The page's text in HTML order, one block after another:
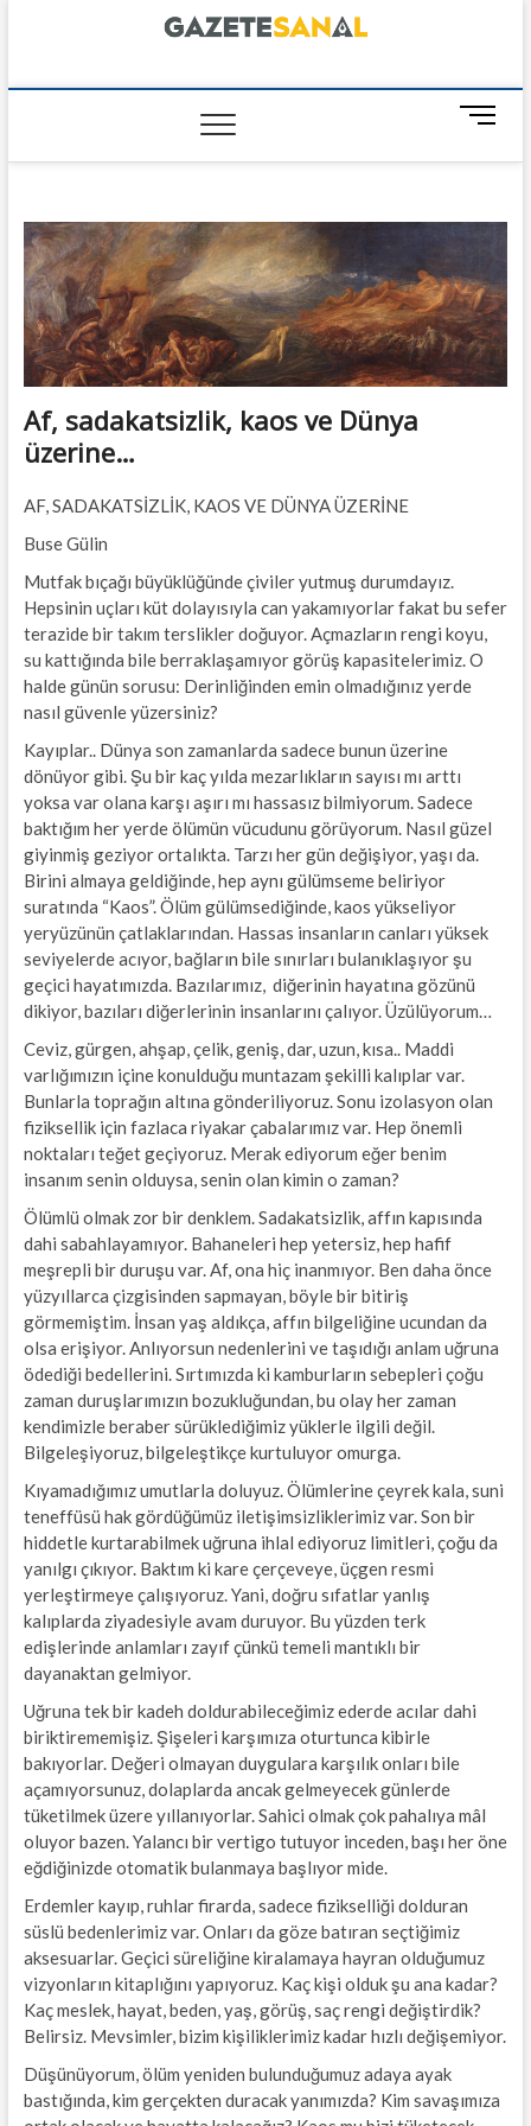
GazeteSanal
M
n
B
t
o
n
Af, sadakatsizlik, kaos ve Dünya
üzerine…
AF, SADAKATSİZLİK, KAOS VE DÜNYA ÜZERİNE
Buse Gülin
Mutfak bıçağı büyüklüğünde çiviler yutmuş durumdayız.
Hepsinin uçları küt dolayısıyla can yakamıyorlar fakat bu sefer
terazide bir takım terslikler doğuyor. Açmazların rengi koyu,
su kattığında bile berraklaşamıyor görüş kapasitelerimiz. O
halde günün sorusu: Derinliğinden emin olmadığınız yerde
nasıl güvenle yüzersiniz?
Kayıplar.. Dünya son zamanlarda sadece bunun üzerine
dönüyor gibi. Şu bir kaç yılda mezarlıkların sayısı mı arttı
yoksa var olana karşı aşırı mı hassasız bilmiyorum. Sadece
baktığım her yerde ölümün vücudunu görüyorum. Nasıl güzel
giyinmiş geziyor ortalıkta. Tarzı her gün değişiyor, yaşı da.
Birini almaya geldiğinde, hep aynı gülümseme beliriyor
suratında “Kaos”. Ölüm gülümsediğinde, kaos yükseliyor
yeryüzünün çatlaklarından. Hassas insanların canları yüksek
seviyelerde acıyor, bağların bile sınırları bulanıklaşıyor şu
geçici hayatımızda. Bazılarımız, diğerinin hayatına gözünü
dikiyor, bazıları diğerlerinin insanlarını çalıyor. Üzülüyorum…
Ceviz, gürgen, ahşap, çelik, geniş, dar, uzun, kısa.. Maddi
varlığımızın içine konulduğu muntazam şekilli kalıplar var.
Bunlarla toprağın altına gönderiliyoruz. Sonu izolasyon olan
fiziksellik için fazlaca riyakar çabalarımız var. Hep önemli
noktaları teğet geçiyoruz. Merak ediyorum eğer benim
insanım senin olduysa, senin olan kimin o zaman?
Ölümlü olmak zor bir denklem. Sadakatsizlik, affın kapısında
dahi sabahlayamıyor. Bahaneleri hep yetersiz, hep hafif
meşrepli bir duruşu var. Af, ona hiç inanmıyor. Ben daha önce
yüzyıllarca çizgisinden sapmayan, böyle bir bitiriş
görmemiştim. İnsan yaş aldıkça, affın bilgeliğine ucundan da
olsa erişiyor. Anlıyorsun nedenlerini ve taşıdığı anlam uğruna
ödediği bedellerini. Sırtımızda ki kamburların sebepleri çoğu
zaman duruşlarımızın bozukluğundan, bu olay her zaman
kendimizle beraber sürüklediğimiz yüklerle ilgili değil.
Bilgeleşiyoruz, bilgeleştikçe kurtuluyor omurga.
Kıyamadığımız umutlarla doluyuz. Ölümlerine çeyrek kala, suni
teneffüsü hak gördüğümüz iletişimsizliklerimiz var. Son bir
hiddetle kurtarabilmek uğruna ihlal ediyoruz limitleri, çoğu da
yanılgı çıkıyor. Baktım ki kare çerçeveye, üçgen resmi
yerleştirmeye çalışıyoruz. Yani, doğru sıfatlar yanlış
kalıplarda ziyadesiyle avam duruyor. Bu yüzden terk
edişlerinde anlamları zayıf çünkü temeli mantıklı bir
dayanaktan gelmiyor.
Uğruna tek bir kadeh doldurabileceğimiz ederde acılar dahi
biriktirememişiz. Şişeleri karşımıza oturtunca kibirle
bakıyorlar. Değeri olmayan duygulara karşılık onları bile
açamıyorsunuz, dolaplarda ancak gelmeyecek günlerde
tüketilmek üzere yıllanıyorlar. Sahici olmak çok pahalıya mâl
oluyor bazen. Yalancı bir vertigo tutuyor inceden, başı her öne
eğdiğinizde otomatik bulanmaya başlıyor mide.
Erdemler kayıp, ruhlar firarda, sadece fizikselliği dolduran
süslü bedenlerimiz var. Onları da göze batıran seçtiğimiz
aksesuarlar. Geçici süreliğine kiralamaya hayran olduğumuz
vizyonların kitaplığını yapıyoruz. Kaç kişi olduk şu ana kadar?
Kaç meslek, hayat, beden, yaş, görüş, saç rengi değiştirdik?
Belirsiz. Mevsimler, bizim kişiliklerimiz kadar hızlı değişemiyor.
Düşünüyorum, ölüm yeniden bulunduğumuz adaya ayak
bastığında, kim gerçekten duracak yanımızda? Kim savaşımıza